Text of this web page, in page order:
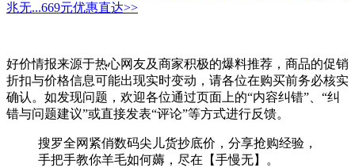
兆无...669元优惠直达>>
好价情报来源于热心网友及商家积极的爆料推荐，商品的促销
折扣与价格信息可能出现实时变动，请各位在购买前务必核实
确认。如发现问题，欢迎各位通过页面上的“内容纠错”、“纠
错与问题建议”或直接发表“评论”等方式进行反馈。
搜罗全网紧俏数码尖儿货抄底价，分享抢购经验，
手把手教你羊毛如何薅，尽在【手慢无】。